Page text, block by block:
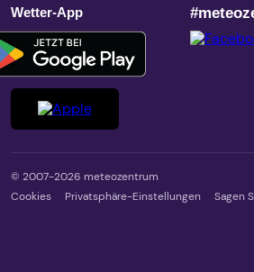
Wetter-App
© 2007-2026 meteozentrum
Cookies
Privatsphäre-Einstellungen Sagen